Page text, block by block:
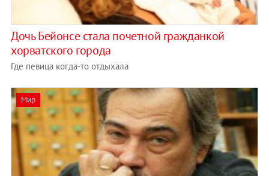
Дочь Бейонсе стала почетной гражданкой
хорватского города
Где певица когда-то отдыхала
Мир